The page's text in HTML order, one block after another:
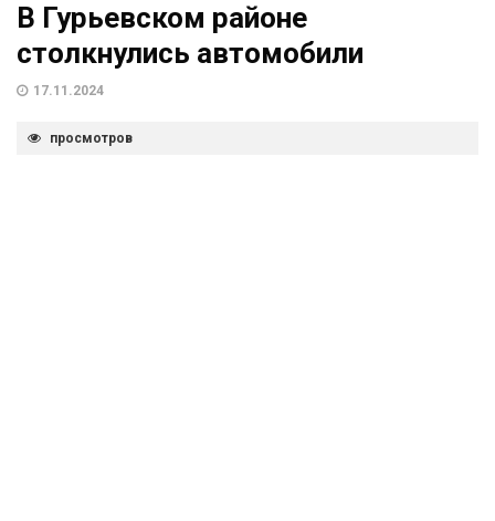
В Гурьевском районе
столкнулись автомобили
17.11.2024
просмотров